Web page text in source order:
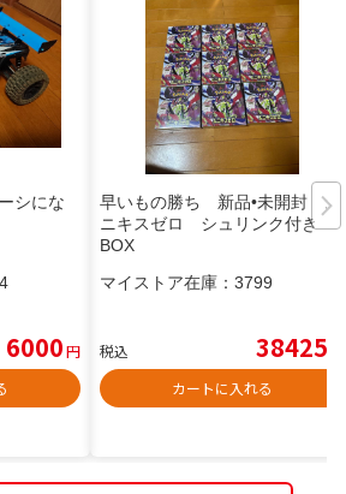
シにな
6000円
早いもの勝ち 新品•未開封 ム
ニキスゼロ シュリンク付き 9
BOX
マイストア在庫： 3799
税込 38425
カートに入れる